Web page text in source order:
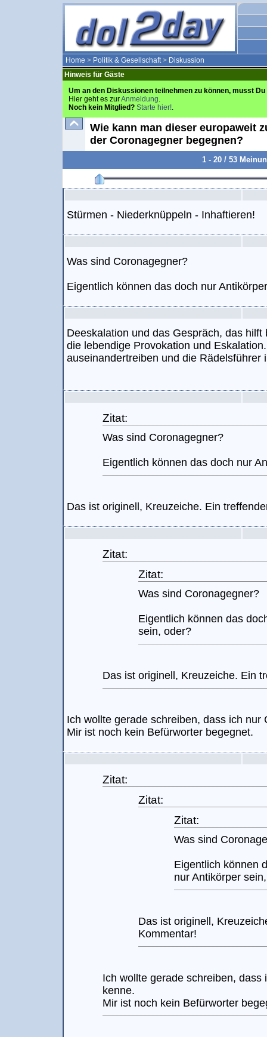
Home > Politik & Gesellschaft> Diskussion
Hinweis für Gäste
Um an den Diskussionen teilnehmen zu können, musst
Hier geht es zurAnmeldung.
Noch kein Mitglied? Starte hier!.
Wie kann man dieser europaweit
der Coronagegner begegnen?
1 - 20 / 53
Stürmen - Niederknüppeln - Inhaftieren!
Was sind Coronagegner?
Eigentlich können das doch nur
Deeskalation und das Gespräch, das
die lebendige Provokation und
auseinandertreiben und die Rädelsführer
Zitat:
Was sind Coronagegner?
Eigentlich können das doch nur
Das ist originell, Kreuzeiche. Ein
Zitat:
Zitat:
Was sind Coronagegner?
Eigentlich können das
sein, oder?
Das ist originell, Kreuzeiche. Ein
Ich wollte gerade schreiben, dass ich nur
Mir ist noch kein Befürworter begegnet.
Zitat:
Zitat:
Zitat:
Was sind
Eigentlich können
nur Antikörper
Das ist originell,
Kommentar!
Ich wollte gerade schreiben, dass
kenne.
Mir ist noch kein Befürworter